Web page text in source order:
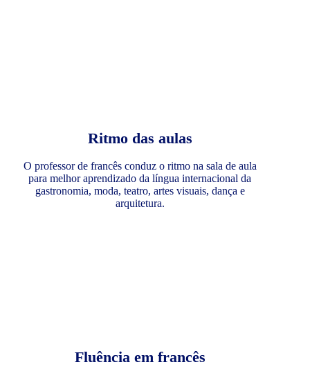
Ritmo das aulas
O professor de francês conduz o ritmo na sala de aula
para melhor aprendizado da língua internacional da
gastronomia, moda, teatro, artes visuais, dança e
arquitetura.
Fluência em francês